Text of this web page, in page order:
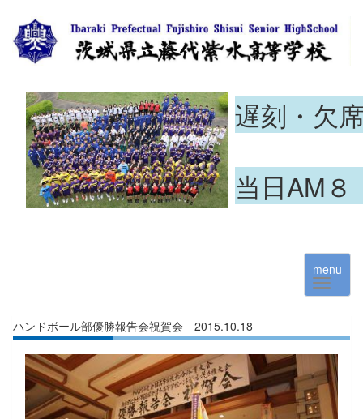
遅刻・欠
当日AM
menu
ハンドボール部優勝報告会祝賀会 2015.10.18